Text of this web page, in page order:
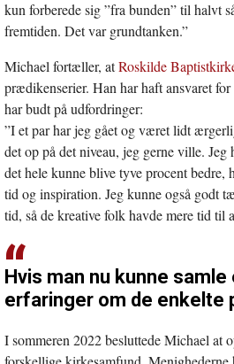
kun forberede sig ”fra bunden” til halvt
fremtiden. Det var grundtanken.”
Michael fortæller, atRoskilde
prædikenserier. Han har haft ansvaret
har budt på udfordringer:
”I et par har jeg gået og været lidt
det op på det niveau, jeg gerne ville. Jeg
det hele kunne blive tyve procent bedre,
tid og inspiration. Jeg kunne også godt
tid, så de kreative folk havde mere tid til
Hvis man nu kunne
erfaringer om de
I sommeren 2022 besluttede Michael at